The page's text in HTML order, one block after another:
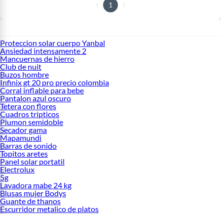
1
Proteccion solar cuerpo Yanbal
Ansiedad intensamente 2
Mancuernas de hierro
Club de nuit
Buzos hombre
Infinix gt 20 pro precio colombia
Corral inflable para bebe
Pantalon azul oscuro
Tetera con flores
Cuadros tripticos
Plumon semidoble
Secador gama
Mapamundi
Barras de sonido
Topitos aretes
Panel solar portatil
Electrolux
5g
Lavadora mabe 24 kg
Blusas mujer Bodys
Guante de thanos
Escurridor metalico de platos